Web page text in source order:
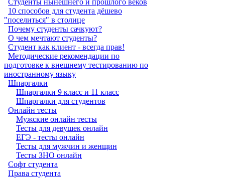
Студенты нынешнего и прошлого веков
10 способов для студента дёшево
"поселиться" в столице
Почему студенты сачкуют?
О чем мечтают студенты?
Студент как клиент - всегда прав!
Методические рекомендации по
подготовке к внешнему тестированию по
иностранному языку
Шпаргалки
Шпаргалки 9 класс и 11 класс
Шпаргалки для студентов
Онлайн тесты
Мужские онлайн тесты
Тесты для девушек онлайн
ЕГЭ - тесты онлайн
Тесты для мужчин и женщин
Тесты ЗНО онлайн
Софт студента
Права студента